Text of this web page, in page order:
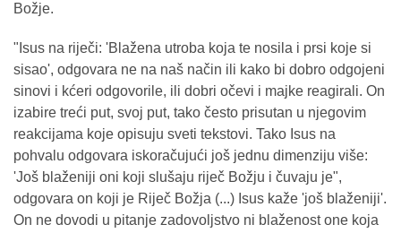
Božje.
"Isus na riječi: 'Blažena utroba koja te nosila i prsi koje si
sisao', odgovara ne na naš način ili kako bi dobro odgojeni
sinovi i kćeri odgovorile, ili dobri očevi i majke reagirali. On
izabire treći put, svoj put, tako često prisutan u njegovim
reakcijama koje opisuju sveti tekstovi. Tako Isus na
pohvalu odgovara iskoračujući još jednu dimenziju više:
'Još blaženiji oni koji slušaju riječ Božju i čuvaju je",
odgovara on koji je Riječ Božja (...) Isus kaže 'još blaženiji'.
On ne dovodi u pitanje zadovoljstvo ni blaženost one koja